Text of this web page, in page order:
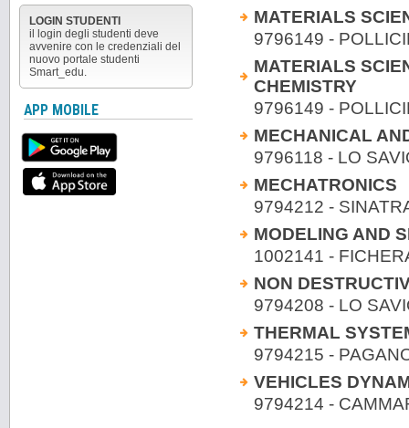
MATERIALS
9796149 -
MATERIALS
CHEMISTRY
9796149 -
MECHANICAL
9796118 - LO
MECHATRONICS
9794212 -
MODELING AND
1002141 -
NON
9794208 - LO
THERMAL
9794215 -
VEHICLES
9794214 -
LOGIN STUDENTI
il login degli studenti deve
avvenire con le credenziali del
nuovo portale studenti
Smart_edu.
APP MOBILE